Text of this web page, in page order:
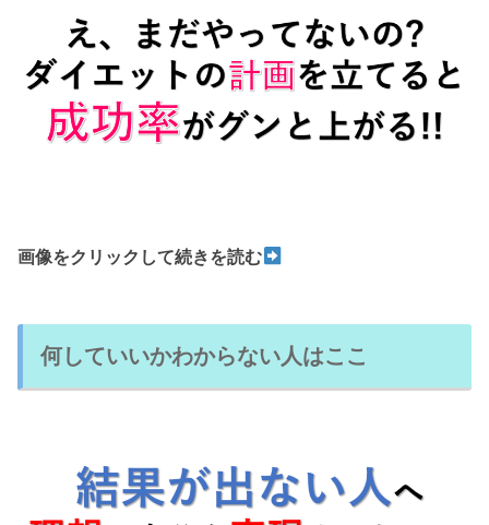
画像をクリックして続きを読む
何していいかわからない人はここ